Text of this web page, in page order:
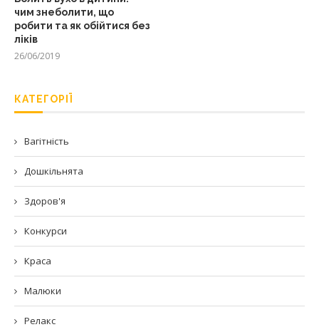
чим знеболити, що
робити та як обійтися без
ліків
26/06/2019
КАТЕГОРІЇ
Вагітність
Дошкільнята
Здоров'я
Конкурси
Краса
Малюки
Релакс